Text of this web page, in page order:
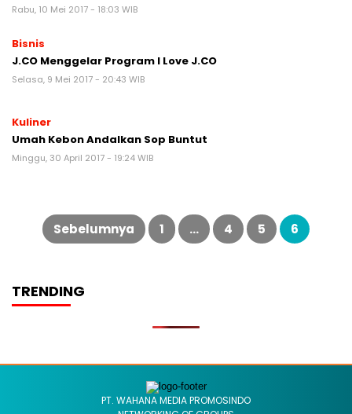
Rabu, 10 Mei 2017 - 18:03 WIB
Bisnis
J.CO Menggelar Program I Love J.CO
Selasa, 9 Mei 2017 - 20:43 WIB
Kuliner
Umah Kebon Andalkan Sop Buntut
Minggu, 30 April 2017 - 19:24 WIB
Paginasi
posSebelumnya 1 … 4 5 6
TRENDING
PT. WAHANA MEDIA PROMOSINDO